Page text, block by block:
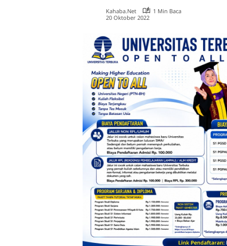
Kahaba.net
1 Min Baca
20 Oktober 2022